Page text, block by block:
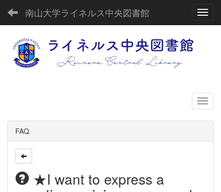
南山大学ライネルス中央図書館
FAQ
★I want to express a